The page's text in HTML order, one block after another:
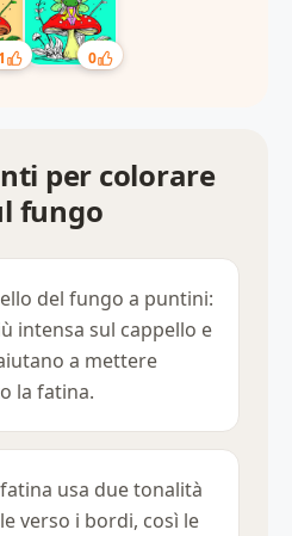
1 0
per colorare
fungo
del fungo a puntini:
intensa sul cappello e
a mettere
la fatina.
usa due tonalità
verso i bordi, così le